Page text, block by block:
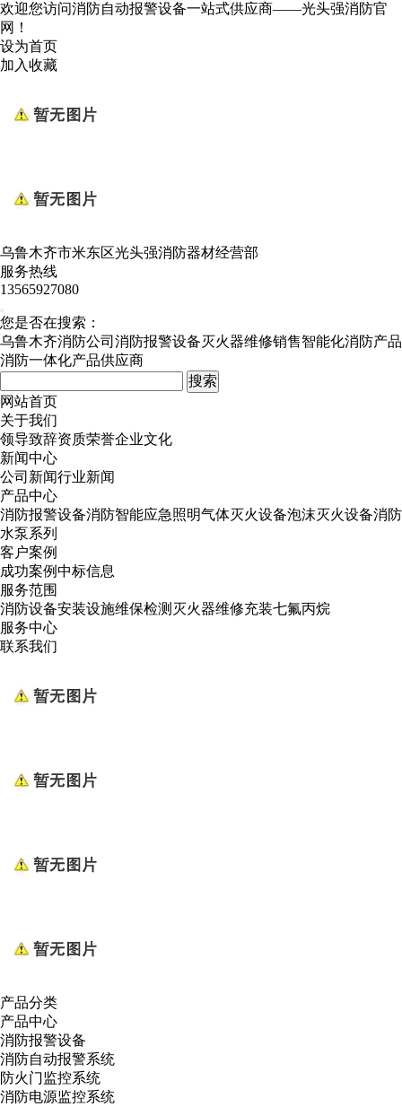
欢迎您访问消防自动报警设备一站式供应商——光头强消防官
网！
设为首页
加入收藏
乌鲁木齐市米东区光头强消防器材经营部
服务热线
13565927080
您是否在搜索：
乌鲁木齐消防公司 消防报警设备灭火器维修销售智能化消防产品
消防一体化产品供应商
网站首页
关于我们
领导致辞资质荣誉企业文化
新闻中心
公司新闻行业新闻
产品中心
消防报警设备消防智能应急照明气体灭火设备泡沫灭火设备消防
水泵系列
客户案例
成功案例中标信息
服务范围
消防设备安装设施维保检测 灭火器维修充装七氟丙烷
服务中心
联系我们
产品分类
产品中心
消防报警设备
消防自动报警系统
防火门监控系统
消防电源监控系统